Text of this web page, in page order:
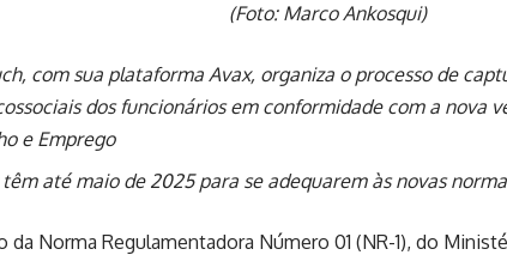
(Foto: Marco Ankosqui)
com sua plataforma Avax, organiza o processo de
dos funcionários em conformidade com a nova
e Emprego
têm até maio de 2025 para se adequarem às novas
da Norma Regulamentadora Número 01 (NR-1), do